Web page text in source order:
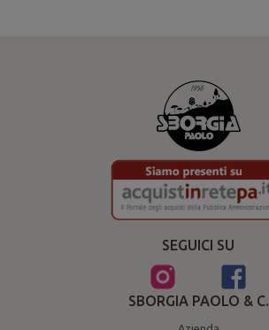
SEGUICI SU
SBORGIA PAOLO & C.